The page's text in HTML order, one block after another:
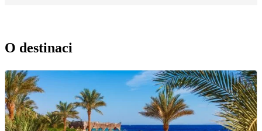
O destinaci